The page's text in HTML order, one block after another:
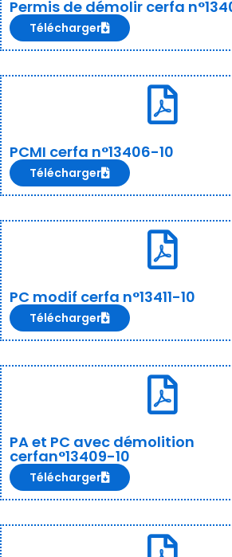
Permis de démolir cerfa
Télécharger
PCMI cerfa n°13406-10
Télécharger
PC modif cerfa n°13411-10
Télécharger
PA et PC avec démolition
cerfan°13409-10
Télécharger